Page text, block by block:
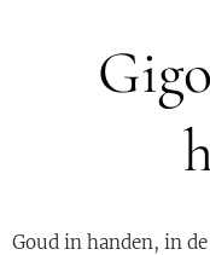
Goud in handen, in